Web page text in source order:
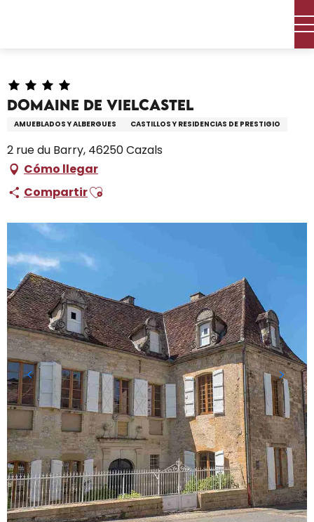
Domaine de Vielcastel
AMUEBLADOS Y ALBERGUES CASTILLOS Y RESIDENCIAS DE PRESTIGIO
2 rue du Barry, 46250 Cazals
Cómo llegar
CompartirAjouter aux favoris